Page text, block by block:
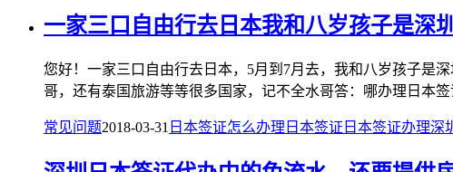
一家三口自由行去日本我和八岁孩子是深
您好！一家三口自由行去日本，5月到7月去，我和八岁孩子是
哥，还有泰国旅游等等很多国家，记不全水哥答：哪办理日本
常见问题2018-03-31 日本签证怎么办理 日本签证 日本签证办理深